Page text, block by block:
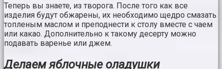
Теперь вы знаете, из творога. После того как все
изделия будут обжарены, их необходимо щедро смазать
топленым маслом и преподнести к столу вместе с чаем
или какао. Дополнительно к такому десерту можно
подавать варенье или джем.
Делаем яблочные оладушки